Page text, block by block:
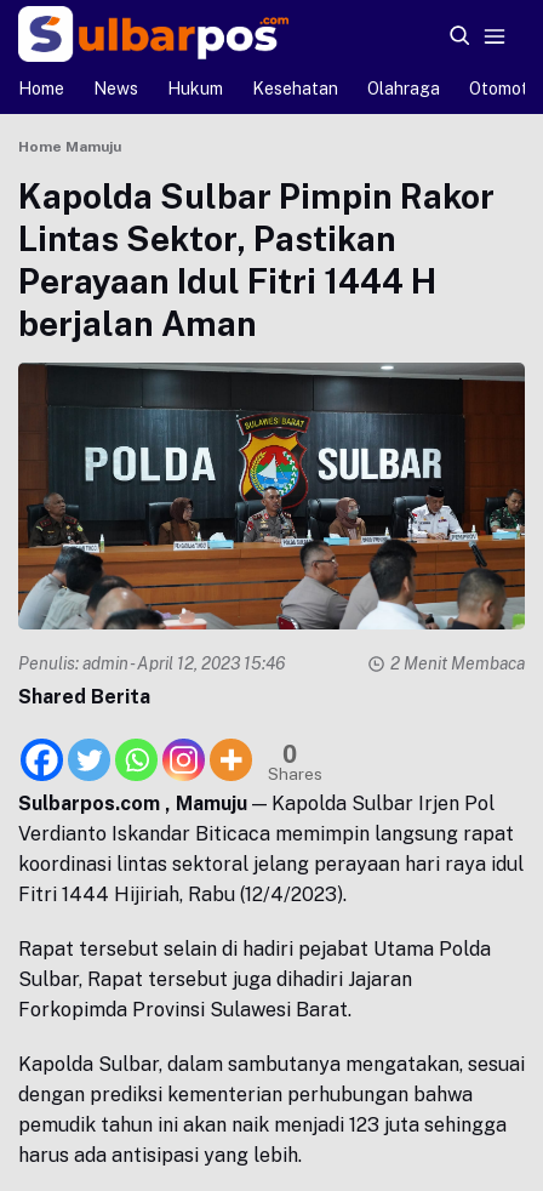
Home News Hukum Kesehatan Olahraga Otomotif
Home Mamuju
Kapolda Sulbar Pimpin Rakor
Lintas Sektor, Pastikan
Perayaan Idul Fitri 1444 H
berjalan Aman
Penulis:admin- April 12, 2023 15:46 2 Menit Membaca
Shared Berita
0
Shares
Sulbarpos.com , Mamuju — Kapolda Sulbar Irjen Pol
Verdianto Iskandar Biticaca memimpin langsung rapat
koordinasi lintas sektoral jelang perayaan hari raya idul
Fitri 1444 Hijiriah, Rabu (12/4/2023).
Rapat tersebut selain di hadiri pejabat Utama Polda
Sulbar, Rapat tersebut juga dihadiri Jajaran
Forkopimda Provinsi Sulawesi Barat.
Kapolda Sulbar, dalam sambutanya mengatakan, sesuai
dengan prediksi kementerian perhubungan bahwa
pemudik tahun ini akan naik menjadi 123 juta sehingga
harus ada antisipasi yang lebih.